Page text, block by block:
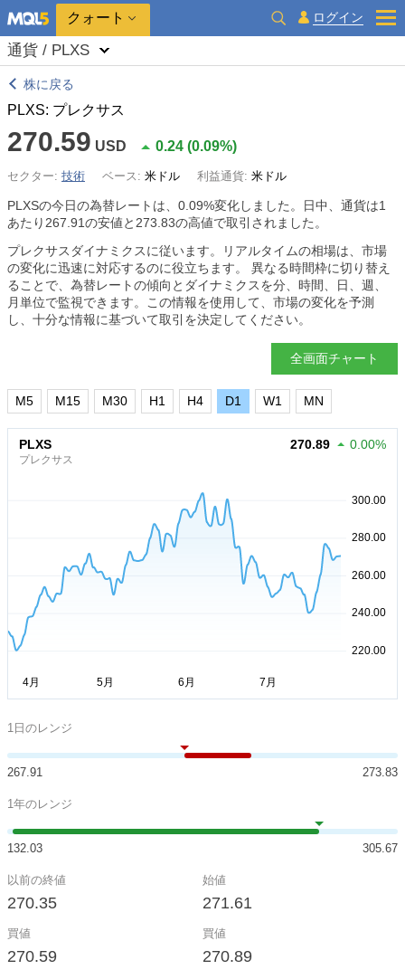
クォート ログイン
通貨 / PLXS
株に戻る
PLXS: プレクサス
270.59 USD 0.24 (0.09%)
セクター: 技術 ベース: 米ドル 利益通貨: 米ドル
PLXSの今日の為替レートは、 0.09%変化しました。日中、通貨は1
あたり267.91の安値と273.83の高値で取引されました。
プレクサスダイナミクスに従います。リアルタイムの相場は、市場
の変化に迅速に対応するのに役立ちます。 異なる時間枠に切り替え
ることで、為替レートの傾向とダイナミクスを分、時間、日、週、
月単位で監視できます。この情報を使用して、市場の変化を予測
し、十分な情報に基づいて取引を決定してください。
全画面チャート
M5 M15 M30 H1 H4 D1 W1 MN
PLXS
プレクサス
270.89 0.00%
1日のレンジ
267.91 273.83
1年のレンジ
132.03 305.67
以前の終値
270.35
始値
271.61
買値
270.59
買値
270.89